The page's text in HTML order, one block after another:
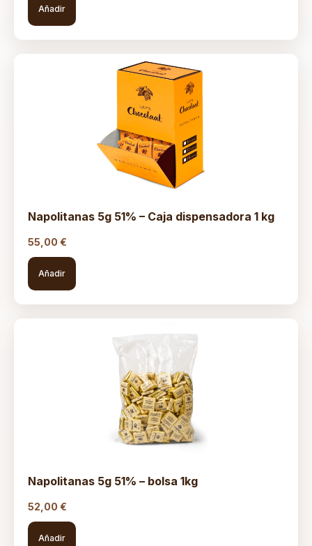
Añadir
Napolitanas 5g 51% – Caja dispensadora 1 kg
55,00 €
Añadir
Napolitanas 5g 51% – bolsa 1kg
52,00 €
Añadir